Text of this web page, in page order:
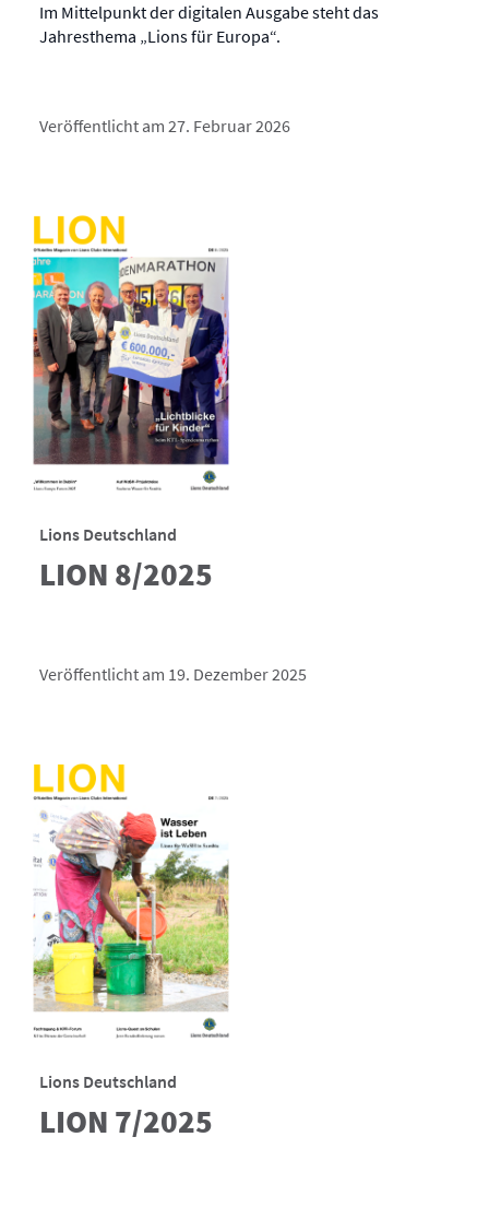
Im Mittelpunkt der digitalen Ausgabe steht das
Jahresthema „Lions für Europa“.
Veröffentlicht am 27. Februar 2026
Lions Deutschland
LION 8/2025
Veröffentlicht am 19. Dezember 2025
Lions Deutschland
LION 7/2025